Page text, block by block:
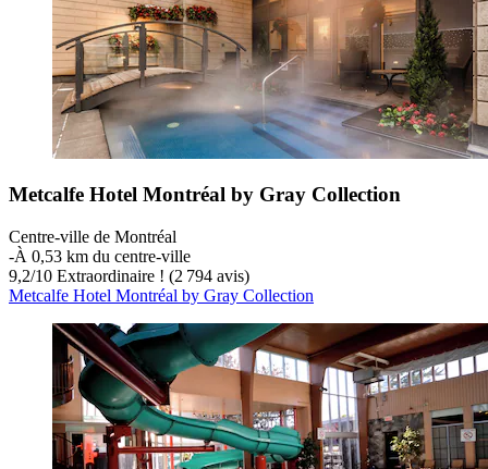
Metcalfe Hotel Montréal by Gray Collection
Centre-ville de Montréal
‐À 0,53 km du centre-ville
9,2/10 Extraordinaire ! (2 794 avis)
Metcalfe Hotel Montréal by Gray Collection